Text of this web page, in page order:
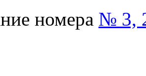
номера № 3,